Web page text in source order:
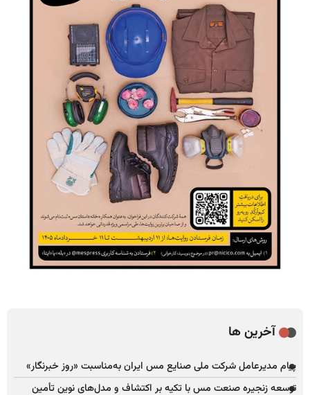
آخرین ها
پیام مدیرعامل شرکت ملی صنایع مس ایران به‌مناسبت «روز خبرنگار»
توسعه زنجیره صنعت مس با تکیه بر اکتشاف و مدل‌های نوین تأمین